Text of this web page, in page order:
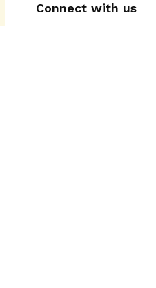
Connect with us